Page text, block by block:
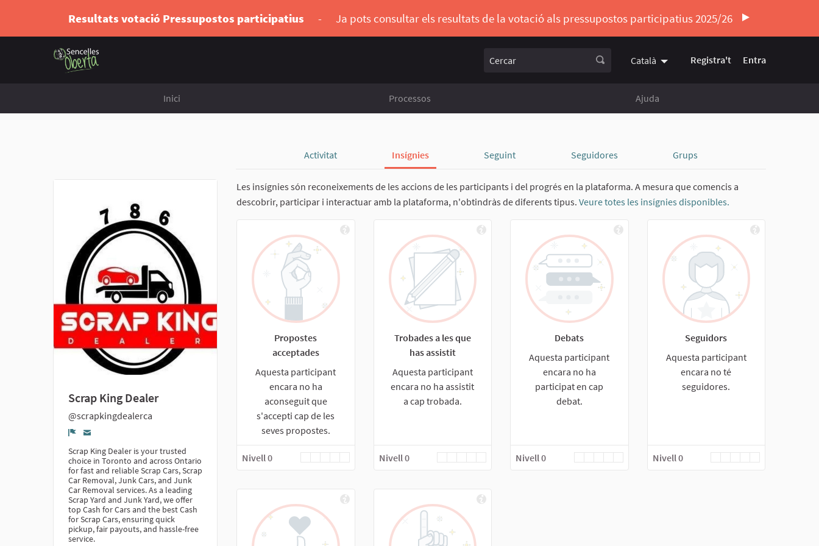
Resultats votació Pressupostos participatius - Ja pots consultar els resultats de la votació als pressupostos participatius 2025/26
Català Triar la llengua Elegir el idioma
Registra't Entra
Inici Processos Ajuda
Activitat Insígnies Seguint Seguidores Grups
Scrap King Dealer
@scrapkingdealerca
Scrap King Dealer is your trusted
choice in Toronto and across Ontario
for fast and reliable Scrap Cars, Scrap
Car Removal, Junk Cars, and Junk
Car Removal services. As a leading
Scrap Yard and Junk Yard, we offer
top Cash for Cars and the best Cash
for Scrap Cars, ensuring quick
pickup, fair payouts, and hassle-free
service.
Les insígnies són reconeixements de les accions de les participants i del progrés en la plataforma. A mesura que comencis a
descobrir, participar i interactuar amb la plataforma, n'obtindràs de diferents tipus. Veure totes les insígnies disponibles.
Propostes
acceptades
Aquesta participant
encara no ha
aconseguit que
s'accepti cap de les
seves propostes.
Nivell 0
Trobades a les que
has assistit
Aquesta participant
encara no ha assistit
a cap trobada.
Nivell 0
Debats
Aquesta participant
encara no ha
participat en cap
debat.
Nivell 0
Seguidors
Aquesta participant
encara no té
seguidores.
Nivell 0